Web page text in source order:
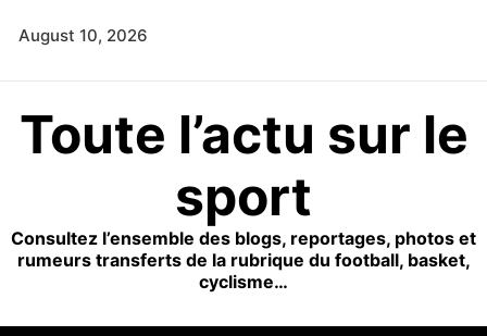
August 10, 2026
Toute l’actu sur le
sport
Consultez l’ensemble des blogs, reportages, photos et
rumeurs transferts de la rubrique du football, basket,
cyclisme…